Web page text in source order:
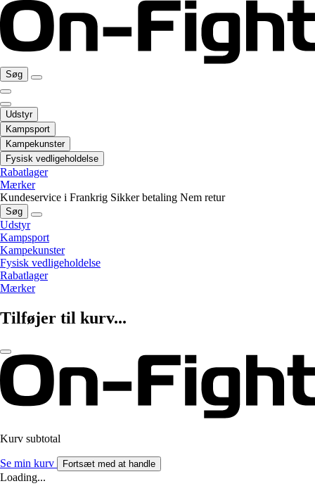
Søg
Udstyr
Kampsport
Kampekunster
Fysisk vedligeholdelse
Rabatlager
Mærker
Kundeservice i Frankrig Sikker betaling Nem retur
Søg
Udstyr
Kampsport
Kampekunster
Fysisk vedligeholdelse
Rabatlager
Mærker
Tilføjer til kurv...
Kurv subtotal
Se min kurv Fortsæt med at handle
Loading...